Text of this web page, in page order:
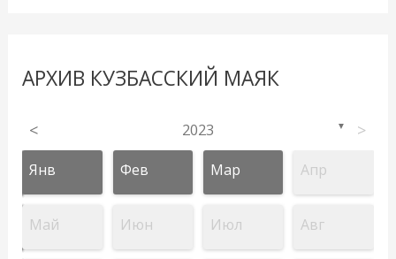
АРХИВ КУЗБАССКИЙ МАЯК
< 2023 ▼ >
Янв Фев Мар Апр
Май Июн Июл Авг